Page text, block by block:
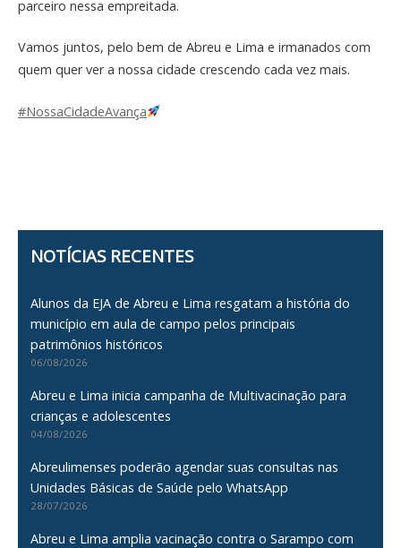
parceiro nessa empreitada.
Vamos juntos, pelo bem de Abreu e Lima e irmanados com
quem quer ver a nossa cidade crescendo cada vez mais.
#NossaCidadeAvança
NOTÍCIAS RECENTES
Alunos da EJA de Abreu e Lima resgatam a história do
município em aula de campo pelos principais
patrimônios históricos
06/08/2026
Abreu e Lima inicia campanha de Multivacinação para
crianças e adolescentes
04/08/2026
Abreulimenses poderão agendar suas consultas nas
Unidades Básicas de Saúde pelo WhatsApp
28/07/2026
Abreu e Lima amplia vacinação contra o Sarampo com